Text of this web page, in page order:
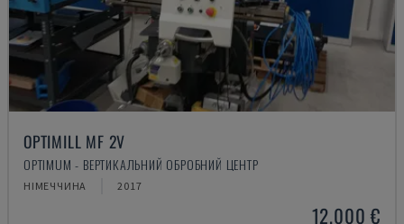
OPTIMILL MF 2V
OPTIMUM - ВЕРТИКАЛЬНИЙ ОБРОБНИЙ ЦЕНТР
НІМЕЧЧИНА 2017
12.000 €